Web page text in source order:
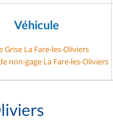
Véhicule
Grise La Fare-les-Oliviers
non-gage La Fare-les-Oliviers